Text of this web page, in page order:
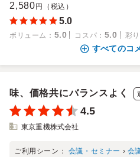
2,580 円（税込）
5.0
ボリューム ： 5.0 コスパ ： 5.0 彩り
すべてのコ
味、価格共にバランスよく
4.5
東京重機株式会社
ご利用シーン： 会議・セミナー › 会